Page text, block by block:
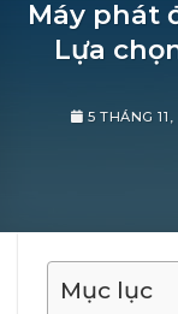
Máy phát
Lựa
5 THÁNG
Mục lục